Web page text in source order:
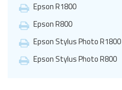
Epson R1800
Epson R800
Epson Stylus Photo R1800
Epson Stylus Photo R800